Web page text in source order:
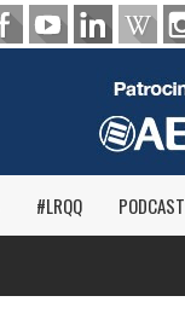
#LRQQ PODCAST